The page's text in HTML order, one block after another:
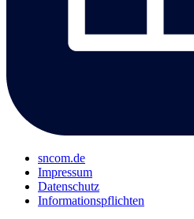
sncom.de
Impressum
Datenschutz
Informations­pflichten